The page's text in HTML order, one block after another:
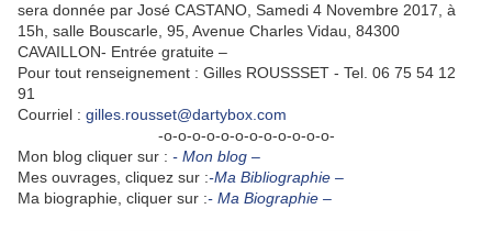
sera donnée par José CASTANO, Samedi 4 Novembre 2017, à
15h, salle Bouscarle, 95, Avenue Charles Vidau, 84300
CAVAILLON- Entrée gratuite –
Pour tout renseignement : Gilles ROUSSSET - Tel. 06 75 54 12
91
Courriel : gilles.rousset@dartybox.com
-o-o-o-o-o-o-o-o-o-o-o-o-
Mon blog cliquer sur : - Mon blog –
Mes ouvrages, cliquez sur :-Ma Bibliographie –
Ma biographie, cliquer sur :- Ma Biographie –